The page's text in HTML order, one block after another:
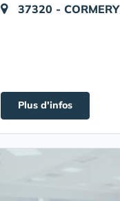
37320 - CORMERY
Plus d'infos